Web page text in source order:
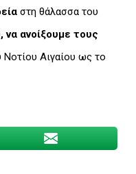
στη θάλασσα του
, να ανοίξουμε τους
Νοτίου Αιγαίου ως το